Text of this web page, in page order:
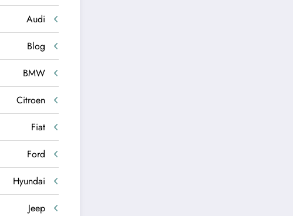
Audi
Blog
BMW
Citroen
Fiat
Ford
Hyundai
Jeep